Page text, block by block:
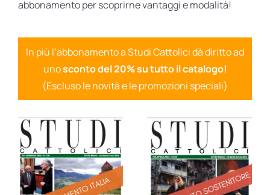
abbonamento per scoprirne vantaggi e modalità!
In più l’abbonamento a Studi Cattolici dà diritto ad
unosconto del 20% su tutto il catalogo!
(Escluso le novità e le promozioni speciali)